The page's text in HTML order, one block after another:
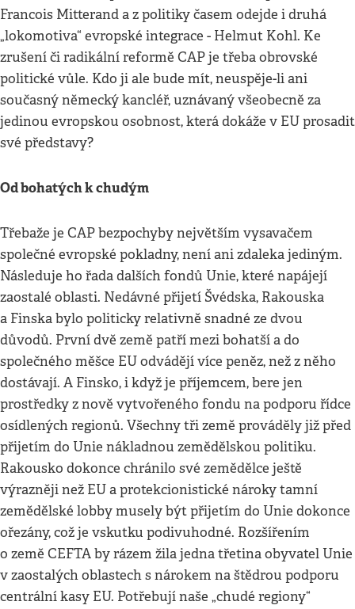
Francois Mitterand a z politiky časem odejde i druhá
„lokomotiva“ evropské integrace - Helmut Kohl. Ke
zrušení či radikální reformě CAP je třeba obrovské
politické vůle. Kdo ji ale bude mít, neuspěje-li ani
současný německý kancléř, uznávaný všeobecně za
jedinou evropskou osobnost, která dokáže v EU prosadit
své představy?
Od bohatých k chudým
Třebaže je CAP bezpochyby největším vysavačem
společné evropské pokladny, není ani zdaleka jediným.
Následuje ho řada dalších fondů Unie, které napájejí
zaostalé oblasti. Nedávné přijetí Švédska, Rakouska
a Finska bylo politicky relativně snadné ze dvou
důvodů. První dvě země patří mezi bohatší a do
společného měšce EU odvádějí více peněz, než z něho
dostávají. A Finsko, i když je příjemcem, bere jen
prostředky z nově vytvořeného fondu na podporu řídce
osídlených regionů. Všechny tři země prováděly již před
přijetím do Unie nákladnou zemědělskou politiku.
Rakousko dokonce chránilo své zemědělce ještě
výrazněji než EU a protekcionistické nároky tamní
zemědělské lobby musely být přijetím do Unie dokonce
ořezány, což je vskutku podivuhodné. Rozšířením
o země CEFTA by rázem žila jedna třetina obyvatel Unie
v zaostalých oblastech s nárokem na štědrou podporu
centrální kasy EU. Potřebují naše „chudé regiony“